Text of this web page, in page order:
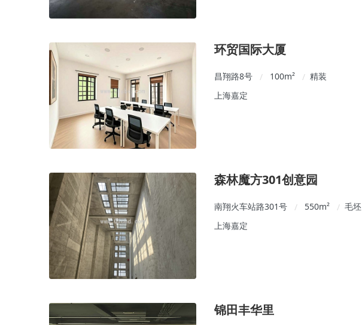
环贸国际大厦
昌翔路8号 / 100m² / 精装
上海嘉定
森林魔方301创意园
南翔火车站路301号 / 550m² / 毛坯
上海嘉定
锦田丰华里